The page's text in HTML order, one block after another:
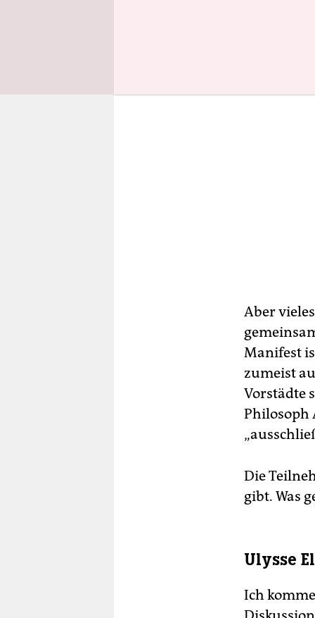
Aber
Manifest
zumeist
Vorstädte
Philosoph
Die
gibt. Was
Ulysse
Ich